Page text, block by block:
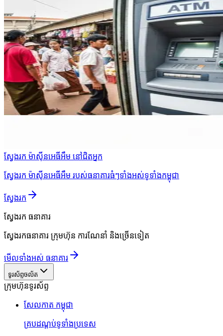
ស្វែងរក ម៉ាស៊ីនអេធីអឹម នៅជិតអ្នក
ស្វែងរក ម៉ាស៊ីនអេធីអឹម របស់ធនាគារធំៗទាំងអស់ទូទាំងកម្ពុជា
ស្វែងរក
ស្វែងរក ធនាគារ
ស្វែងរកធនាគារ ក្រុមហ៊ុន ការណែនាំ និងច្រើនទៀត
មើលទាំងអស់ ធនាគារ
ទូរស័ព្ទចល័ត
ក្រុមហ៊ុនទូរស័ព្ទ
សែលកាត កម្ពុជា
គ្របដណ្តប់ទូទាំងប្រទេស